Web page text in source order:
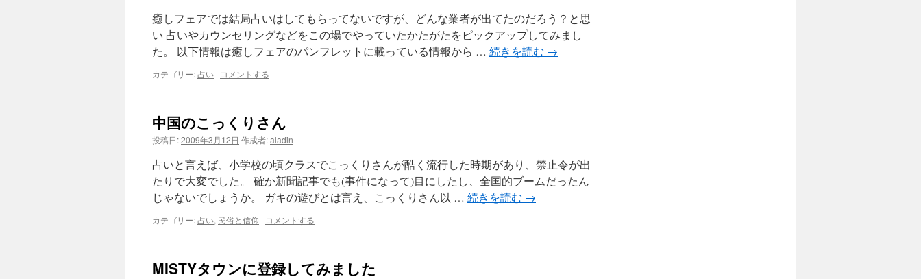
癒しフェアでは結局占いはしてもらってないですが、どんな業者が出てたのだろう？と思
い 占いやカウンセリングなどをこの場でやっていたかたがたをピックアップしてみまし
た。 以下情報は癒しフェアのパンフレットに載っている情報から … 続きを読む →
カテゴリー:占い | コメントする
中国のこっくりさん
投稿日:2009年3月12日 作成者:aladin
占いと言えば、小学校の頃クラスでこっくりさんが酷く流行した時期があり、禁止令が出
たりで大変でした。 確か新聞記事でも(事件になって)目にしたし、全国的ブームだったん
じゃないでしょうか。 ガキの遊びとは言え、こっくりさん以 … 続きを読む →
カテゴリー:占い, 民俗と信仰 | コメントする
MISTYタウンに登録してみました